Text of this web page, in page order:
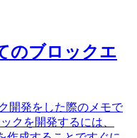
のブロックエ
開発をした際のメモで
クを開発するには、